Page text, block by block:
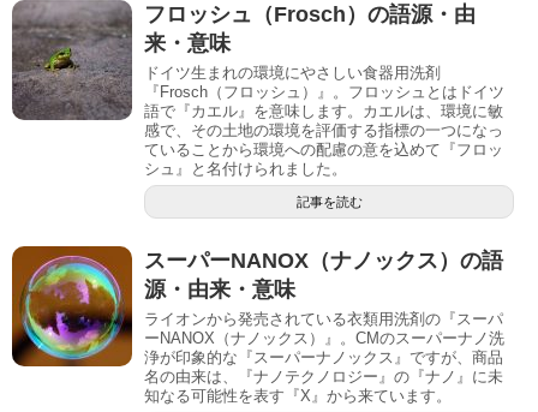
フロッシュ（Frosch）の語源・由
来・意味
ドイツ生まれの環境にやさしい食器用洗剤
『Frosch（フロッシュ）』。フロッシュとはドイツ
語で『カエル』を意味します。カエルは、環境に敏
感で、その土地の環境を評価する指標の一つになっ
ていることから環境への配慮の意を込めて『フロッ
シュ』と名付けられました。
記事を読む
スーパーNANOX（ナノックス）の語
源・由来・意味
ライオンから発売されている衣類用洗剤の『スーパ
ーNANOX（ナノックス）』。CMのスーパーナノ洗
浄が印象的な『スーパーナノックス』ですが、商品
名の由来は、『ナノテクノロジー』の『ナノ』に未
知なる可能性を表す『X』から来ています。